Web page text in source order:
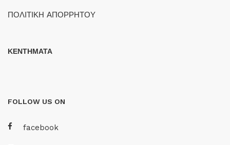
ΠΟΛΙΤΙΚΗ ΑΠΟΡΡΗΤΟΥ
ΚΕΝΤΗΜΑΤΑ
FOLLOW US ON
facebook